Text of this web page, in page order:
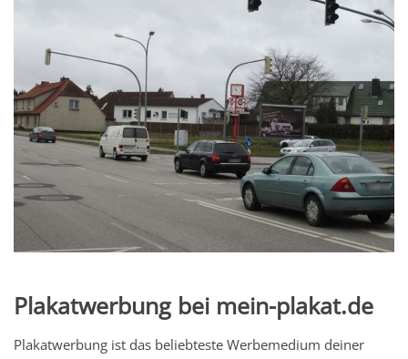
Plakatwerbung bei mein-plakat.de
Plakatwerbung ist das beliebteste Werbemedium deiner